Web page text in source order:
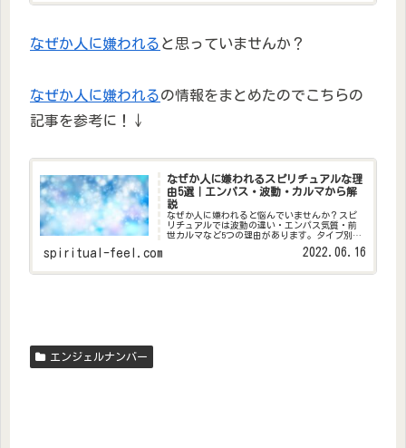
なぜか人に嫌われる と思っていませんか？
なぜか人に嫌われるの情報をまとめたのでこちらの
記事を参考に！↓
なぜか人に嫌われるスピリチュアルな理
由5選｜エンパス・波動・カルマから解
説
なぜか人に嫌われると悩んでいませんか？スピ
リチュアルでは波動の違い・エンパス気質・前
世カルマなど5つの理由があります。タイプ別の
spiritual-feel.com 2022.06.16
エンジェルナンバー